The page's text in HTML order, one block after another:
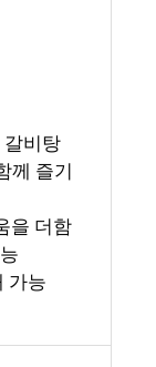
갈비탕
께 즐기
을 더함
가능